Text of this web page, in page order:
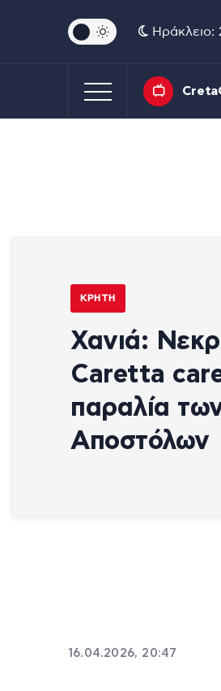
Ηράκλειο:
ΚΡΉΤΗ
Χανιά:
Caretta
παραλία
Αποστόλων
16.04.2026, 20:47